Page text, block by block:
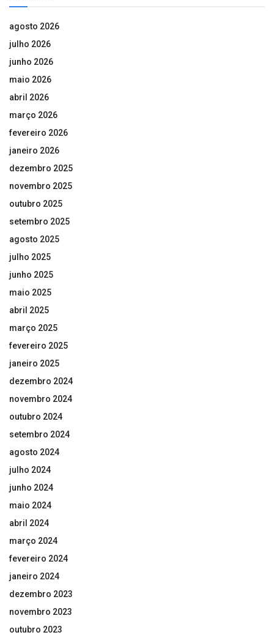
agosto 2026
julho 2026
junho 2026
maio 2026
abril 2026
março 2026
fevereiro 2026
janeiro 2026
dezembro 2025
novembro 2025
outubro 2025
setembro 2025
agosto 2025
julho 2025
junho 2025
maio 2025
abril 2025
março 2025
fevereiro 2025
janeiro 2025
dezembro 2024
novembro 2024
outubro 2024
setembro 2024
agosto 2024
julho 2024
junho 2024
maio 2024
abril 2024
março 2024
fevereiro 2024
janeiro 2024
dezembro 2023
novembro 2023
outubro 2023